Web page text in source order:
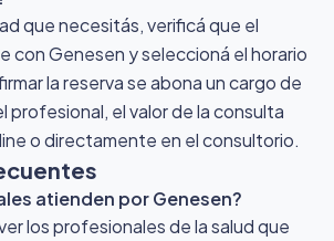
que necesitás, verificá que el
con Genesen y seleccioná el horario
la reserva se abona un cargo de
profesional, el valor de la consulta
o directamente en el consultorio.
atienden por Genesen?
los profesionales de la salud que